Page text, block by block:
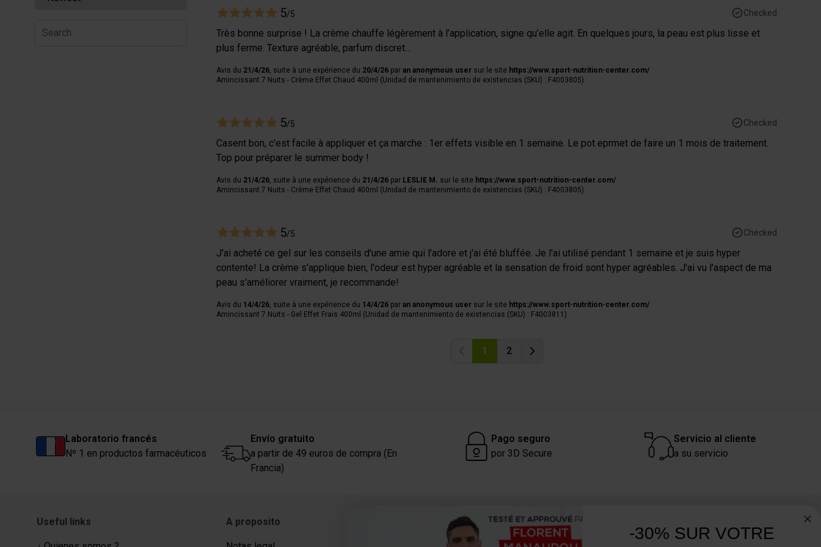
5/5 Checked
Très bonne surprise ! La crème chauffe légèrement à l’application, signe qu’elle agit. En quelques jours, la peau est plus lisse et
plus ferme. Texture agréable, parfum discret…
Avis du 21/4/26, suite à une expérience du 20/4/26 par an anonymous user sur le site https://www.sport-nutrition-center.com/
Amincissant 7 Nuits - Crème Effet Chaud 400ml (Unidad de mantenimiento de existencias (SKU) : F4003805)
5/5 Checked
Casent bon, c'est facile à appliquer et ça marche : 1er effets visible en 1 semaine. Le pot eprmet de faire un 1 mois de traitement.
Top pour préparer le summer body !
Avis du 21/4/26, suite à une expérience du 21/4/26 par LESLIE M. sur le site https://www.sport-nutrition-center.com/
Amincissant 7 Nuits - Crème Effet Chaud 400ml (Unidad de mantenimiento de existencias (SKU) : F4003805)
5/5 Checked
J'ai acheté ce gel sur les conseils d'une amie qui l'adore et j'ai été bluffée. Je l'ai utilisé pendant 1 semaine et je suis hyper
contente! La crème s'applique bien, l'odeur est hyper agréable et la sensation de froid sont hyper agréables. J'ai vu l'aspect de ma
peau s'améliorer vraiment, je recommande!
Avis du 14/4/26, suite à une expérience du 14/4/26 par an anonymous user sur le site https://www.sport-nutrition-center.com/
Amincissant 7 Nuits - Gel Effet Frais 400ml (Unidad de mantenimiento de existencias (SKU) : F4003811)
Anterior
1 2
Anterior
Laboratorio francés
Nº 1 en productos farmacéuticos
Envío gratuito
a partir de 49 euros de compra (En
Francia)
Pago seguro
por 3D Secure
Servicio al cliente
a su servicio
Useful links A proposito Categorías
pregunta?
-30% SUR VOTRE